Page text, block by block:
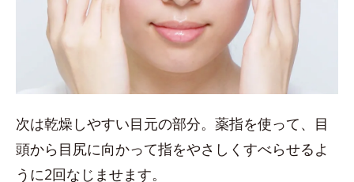
次は乾燥しやすい目元の部分。薬指を使って、目
頭から目尻に向かって指をやさしくすべらせるよ
うに2回なじませます。